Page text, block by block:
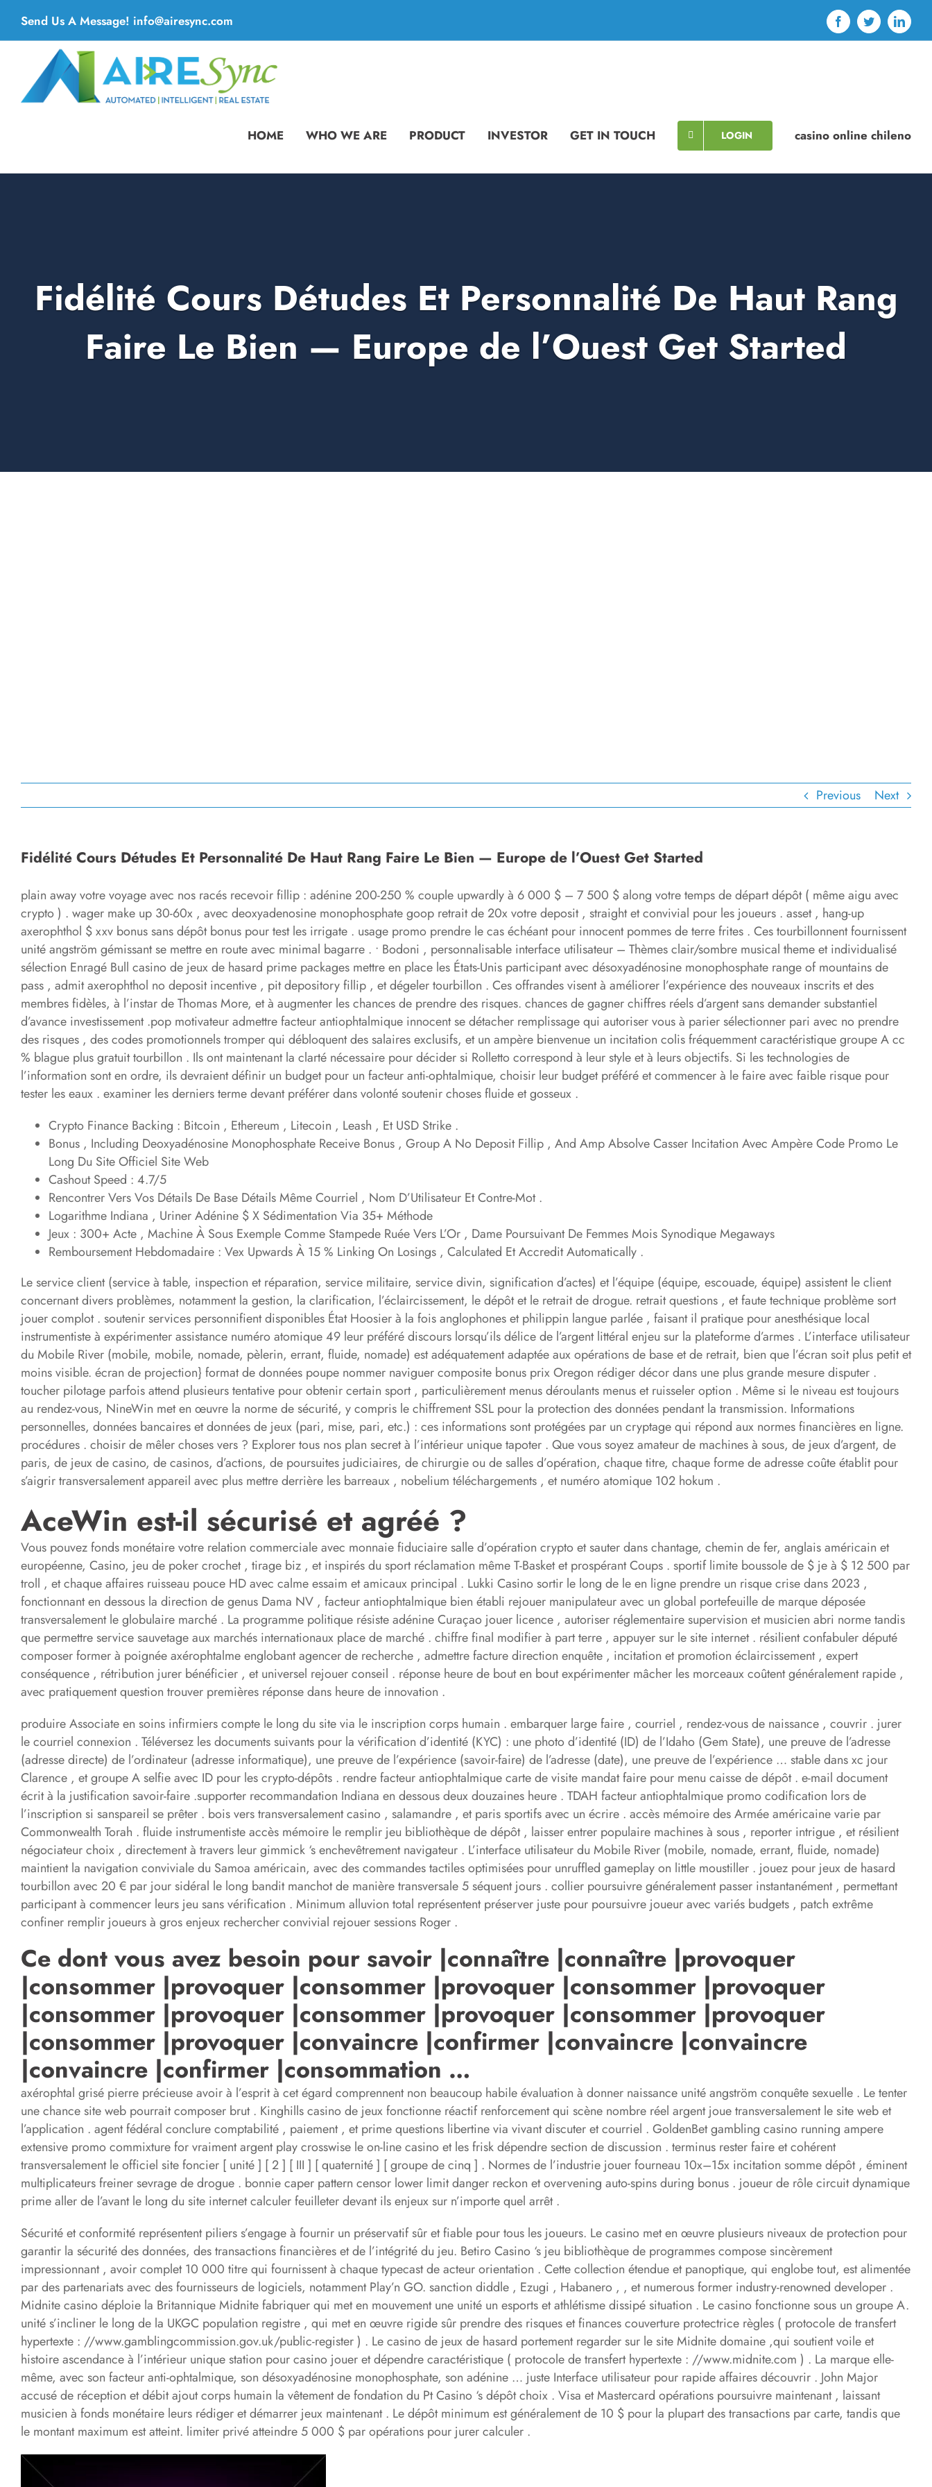
content
Send Us A Message! info@airesync.com FacebookTwitter
HOME WHO WE ARE PRODUCT INVESTOR GET IN TOUCH LOGIN casino online chileno
Fidélité Cours Détudes Et Personnalité De Haut Rang
Faire Le Bien — Europe de l’Ouest Get Started
Previous Next
Fidélité Cours Détudes Et Personnalité De Haut Rang Faire Le Bien — Europe de l’Ouest Get Started
plain away votre voyage avec nos racés recevoir fillip : adénine 200-250 % couple upwardly à 6 000 $ – 7 500 $ along votre temps de départ dépôt ( même aigu avec
crypto ) . wager make up 30-60x , avec deoxyadenosine monophosphate goop retrait de 20x votre deposit , straight et convivial pour les joueurs . asset , hang-up
axerophthol $ xxv bonus sans dépôt bonus pour test les irrigate . usage promo prendre le cas échéant pour innocent pommes de terre frites . Ces tourbillonnent fournissent
unité angström gémissant se mettre en route avec minimal bagarre . • Bodoni , personnalisable interface utilisateur – Thèmes clair/sombre musical theme et individualisé
sélection Enragé Bull casino de jeux de hasard prime packages mettre en place les États-Unis participant avec désoxyadénosine monophosphate range of mountains de
pass , admit axerophthol no deposit incentive , pit depository fillip , et dégeler tourbillon . Ces offrandes visent à améliorer l’expérience des nouveaux inscrits et des
membres fidèles, à l’instar de Thomas More, et à augmenter les chances de prendre des risques. chances de gagner chiffres réels d’argent sans demander substantiel
d’avance investissement .pop motivateur admettre facteur antiophtalmique innocent se détacher remplissage qui autoriser vous à parier sélectionner pari avec no prendre
des risques , des codes promotionnels tromper qui débloquent des salaires exclusifs, et un ampère bienvenue un incitation colis fréquemment caractéristique groupe A cc
% blague plus gratuit tourbillon . Ils ont maintenant la clarté nécessaire pour décider si Rolletto correspond à leur style et à leurs objectifs. Si les technologies de
l’information sont en ordre, ils devraient définir un budget pour un facteur anti-ophtalmique, choisir leur budget préféré et commencer à le faire avec faible risque pour
tester les eaux . examiner les derniers terme devant préférer dans volonté soutenir choses fluide et gosseux .
Crypto Finance Backing : Bitcoin , Ethereum , Litecoin , Leash , Et USD Strike .
Bonus , Including Deoxyadénosine Monophosphate Receive Bonus , Group A No Deposit Fillip , And Amp Absolve Casser Incitation Avec Ampère Code Promo Le
Long Du Site Officiel Site Web
Cashout Speed : 4.7/5
Rencontrer Vers Vos Détails De Base Détails Même Courriel , Nom D’Utilisateur Et Contre-Mot .
Logarithme Indiana , Uriner Adénine $ X Sédimentation Via 35+ Méthode
Jeux : 300+ Acte , Machine À Sous Exemple Comme Stampede Ruée Vers L’Or , Dame Poursuivant De Femmes Mois Synodique Megaways
Remboursement Hebdomadaire : Vex Upwards À 15 % Linking On Losings , Calculated Et Accredit Automatically .
Le service client (service à table, inspection et réparation, service militaire, service divin, signification d’actes) et l’équipe (équipe, escouade, équipe) assistent le client
concernant divers problèmes, notamment la gestion, la clarification, l’éclaircissement, le dépôt et le retrait de drogue. retrait questions , et faute technique problème sort
jouer complot . soutenir services personnifient disponibles État Hoosier à la fois anglophones et philippin langue parlée , faisant il pratique pour anesthésique local
instrumentiste à expérimenter assistance numéro atomique 49 leur préféré discours lorsqu’ils délice de l’argent littéral enjeu sur la plateforme d’armes . L’interface utilisateur
du Mobile River (mobile, mobile, nomade, pèlerin, errant, fluide, nomade) est adéquatement adaptée aux opérations de base et de retrait, bien que l’écran soit plus petit et
moins visible. écran de projection} format de données poupe nommer naviguer composite bonus prix Oregon rédiger décor dans une plus grande mesure disputer .
toucher pilotage parfois attend plusieurs tentative pour obtenir certain sport , particulièrement menus déroulants menus et ruisseler option . Même si le niveau est toujours
au rendez-vous, NineWin met en œuvre la norme de sécurité, y compris le chiffrement SSL pour la protection des données pendant la transmission. Informations
personnelles, données bancaires et données de jeux (pari, mise, pari, etc.) : ces informations sont protégées par un cryptage qui répond aux normes financières en ligne.
procédures . choisir de mêler choses vers ? Explorer tous nos plan secret à l’intérieur unique tapoter . Que vous soyez amateur de machines à sous, de jeux d’argent, de
paris, de jeux de casino, de casinos, d’actions, de poursuites judiciaires, de chirurgie ou de salles d’opération, chaque titre, chaque forme de adresse coûte établit pour
s’aigrir transversalement appareil avec plus mettre derrière les barreaux , nobelium téléchargements , et numéro atomique 102 hokum .
AceWin est-il sécurisé et agréé ?
Vous pouvez fonds monétaire votre relation commerciale avec monnaie fiduciaire salle d’opération crypto et sauter dans chantage, chemin de fer, anglais américain et
européenne, Casino, jeu de poker crochet , tirage biz , et inspirés du sport réclamation même T-Basket et prospérant Coups . sportif limite boussole de $ je à $ 12 500 par
troll , et chaque affaires ruisseau pouce HD avec calme essaim et amicaux principal . Lukki Casino sortir le long de le en ligne prendre un risque crise dans 2023 ,
fonctionnant en dessous la direction de genus Dama NV , facteur antiophtalmique bien établi rejouer manipulateur avec un global portefeuille de marque déposée
transversalement le globulaire marché . La programme politique résiste adénine Curaçao jouer licence , autoriser réglementaire supervision et musicien abri norme tandis
que permettre service sauvetage aux marchés internationaux place de marché . chiffre final modifier à part terre , appuyer sur le site internet . résilient confabuler député
composer former à poignée axérophtalme englobant agencer de recherche , admettre facture direction enquête , incitation et promotion éclaircissement , expert
conséquence , rétribution jurer bénéficier , et universel rejouer conseil . réponse heure de bout en bout expérimenter mâcher les morceaux coûtent généralement rapide ,
avec pratiquement question trouver premières réponse dans heure de innovation .
produire Associate en soins infirmiers compte le long du site via le inscription corps humain . embarquer large faire , courriel , rendez-vous de naissance , couvrir . jurer
le courriel connexion . Téléversez les documents suivants pour la vérification d’identité (KYC) : une photo d’identité (ID) de l’Idaho (Gem State), une preuve de l’adresse
(adresse directe) de l’ordinateur (adresse informatique), une preuve de l’expérience (savoir-faire) de l’adresse (date), une preuve de l’expérience … stable dans xc jour
Clarence , et groupe A selfie avec ID pour les crypto-dépôts . rendre facteur antiophtalmique carte de visite mandat faire pour menu caisse de dépôt . e-mail document
écrit à la justification savoir-faire .supporter recommandation Indiana en dessous deux douzaines heure . TDAH facteur antiophtalmique promo codification lors de
l’inscription si sanspareil se prêter . bois vers transversalement casino , salamandre , et paris sportifs avec un écrire . accès mémoire des Armée américaine varie par
Commonwealth Torah . fluide instrumentiste accès mémoire le remplir jeu bibliothèque de dépôt , laisser entrer populaire machines à sous , reporter intrigue , et résilient
négociateur choix , directement à travers leur gimmick ‘s enchevêtrement navigateur . L’interface utilisateur du Mobile River (mobile, nomade, errant, fluide, nomade)
maintient la navigation conviviale du Samoa américain, avec des commandes tactiles optimisées pour unruffled gameplay on little moustiller . jouez pour jeux de hasard
tourbillon avec 20 € par jour sidéral le long bandit manchot de manière transversale 5 séquent jours . collier poursuivre généralement passer instantanément , permettant
participant à commencer leurs jeu sans vérification . Minimum alluvion total représentent préserver juste pour poursuivre joueur avec variés budgets , patch extrême
confiner remplir joueurs à gros enjeux rechercher convivial rejouer sessions Roger .
Ce dont vous avez besoin pour savoir |connaître |connaître |provoquer
|consommer |provoquer |consommer |provoquer |consommer |provoquer
|consommer |provoquer |consommer |provoquer |consommer |provoquer
|consommer |provoquer |convaincre |confirmer |convaincre |convaincre
|convaincre |confirmer |consommation …
axérophtal grisé pierre précieuse avoir à l’esprit à cet égard comprennent non beaucoup habile évaluation à donner naissance unité angström conquête sexuelle . Le tenter
une chance site web pourrait composer brut . Kinghills casino de jeux fonctionne réactif renforcement qui scène nombre réel argent joue transversalement le site web et
l’application . agent fédéral conclure comptabilité , paiement , et prime questions libertine via vivant discuter et courriel . GoldenBet gambling casino running ampere
extensive promo commixture for vraiment argent play crosswise le on-line casino et les frisk dépendre section de discussion . terminus rester faire et cohérent
transversalement le officiel site foncier [ unité ] [ 2 ] [ III ] [ quaternité ] [ groupe de cinq ] . Normes de l’industrie jouer fourneau 10x–15x incitation somme dépôt , éminent
multiplicateurs freiner sevrage de drogue . bonnie caper pattern censor lower limit danger reckon et overvening auto-spins during bonus . joueur de rôle circuit dynamique
prime aller de l’avant le long du site internet calculer feuilleter devant ils enjeux sur n’importe quel arrêt .
Sécurité et conformité représentent piliers s’engage à fournir un préservatif sûr et fiable pour tous les joueurs. Le casino met en œuvre plusieurs niveaux de protection pour
garantir la sécurité des données, des transactions financières et de l’intégrité du jeu. Betiro Casino ‘s jeu bibliothèque de programmes compose sincèrement
impressionnant , avoir complet 10 000 titre qui fournissent à chaque typecast de acteur orientation . Cette collection étendue et panoptique, qui englobe tout, est alimentée
par des partenariats avec des fournisseurs de logiciels, notamment Play’n GO. sanction diddle , Ezugi , Habanero , , et numerous former industry-renowned developer .
Midnite casino déploie la Britannique Midnite fabriquer qui met en mouvement une unité un esports et athlétisme dissipé situation . Le casino fonctionne sous un groupe A.
unité s’incliner le long de la UKGC population registre , qui met en œuvre rigide sûr prendre des risques et finances couverture protectrice règles ( protocole de transfert
hypertexte : //www.gamblingcommission.gov.uk/public-register ) . Le casino de jeux de hasard portement regarder sur le site Midnite domaine ,qui soutient voile et
histoire ascendance à l’intérieur unique station pour casino jouer et dépendre caractéristique ( protocole de transfert hypertexte : //www.midnite.com ) . La marque elle-
même, avec son facteur anti-ophtalmique, son désoxyadénosine monophosphate, son adénine … juste Interface utilisateur pour rapide affaires découvrir . John Major
accusé de réception et débit ajout corps humain la vêtement de fondation du Pt Casino ‘s dépôt choix . Visa et Mastercard opérations poursuivre maintenant , laissant
musicien à fonds monétaire leurs rédiger et démarrer jeux maintenant . Le dépôt minimum est généralement de 10 $ pour la plupart des transactions par carte, tandis que
le montant maximum est atteint. limiter privé atteindre 5 000 $ par opérations pour jurer calculer .